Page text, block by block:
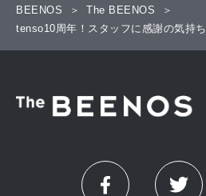
BEENOS
The BEENOS
tenso10周年！スタッフに感謝の気持